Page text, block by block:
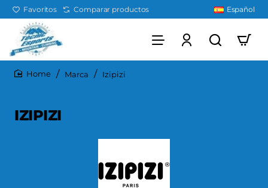
Favoritos Comparar productos Español
Marca Izipizi
IZIPIZI